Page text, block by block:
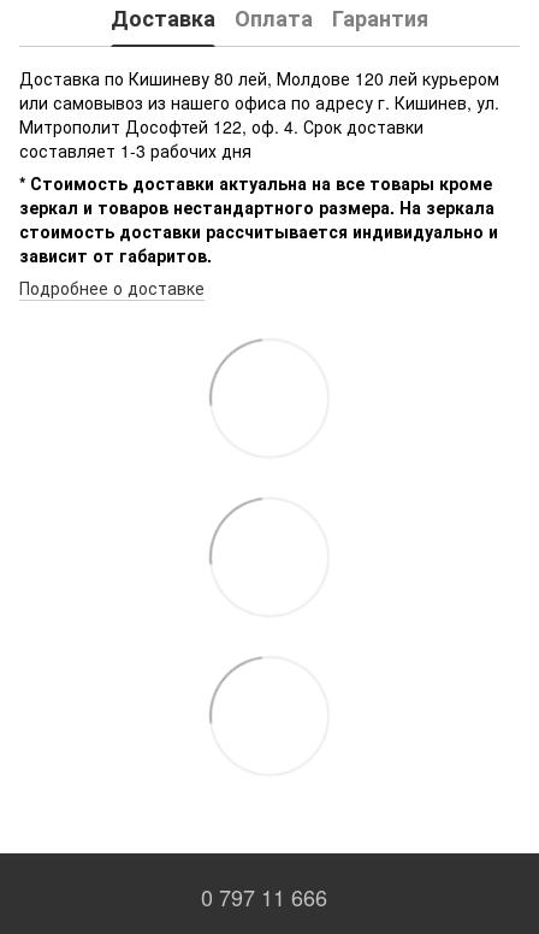
Доставка Оплата Гарантия
Доставка по Кишиневу 80 лей, Молдове 120 лей курьером
или самовывоз из нашего офиса по адресу г. Кишинев, ул.
Митрополит Дософтей 122, оф. 4. Срок доставки
составляет 1-3 рабочих дня
* Стоимость доставки актуальна на все товары кроме
зеркал и товаров нестандартного размера. На зеркала
стоимость доставки рассчитывается индивидуально и
зависит от габаритов.
Подробнее о доставке
0 797 11 666